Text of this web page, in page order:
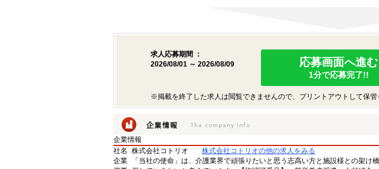
求人応募期間 ：
2026/08/01 ～ 2026/08/09
応募画面へ進む
1分で応募完了!!
※掲載を終了した求人は閲覧できませんので、プリントアウトして保管
企業情報
社名
株式会社コトリオ
株式会社コトリオの他の求人をみる
企業
「当社の使命」は、介護業界で頑張りたいと思う志高い方と施設様との架